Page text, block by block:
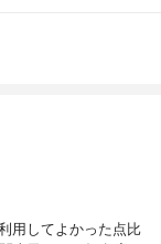
用してよかった点比